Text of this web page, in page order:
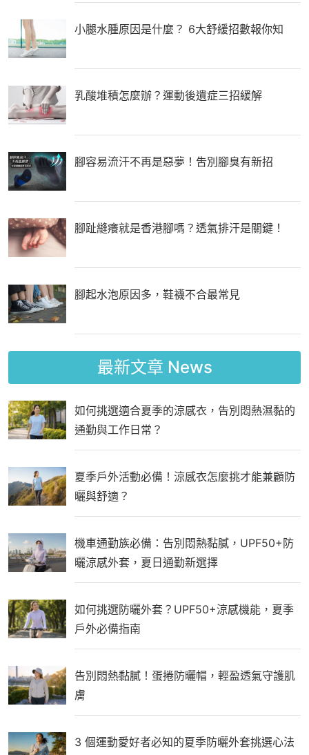
小腿水腫原因是什麼？ 6大舒緩招數報你知
乳酸堆積怎麼辦？運動後遺症三招緩解
腳容易流汗不再是惡夢！吿別腳臭有新招
腳趾縫癢就是香港腳嗎？透氣排汗是關鍵！
腳起水泡原因多，鞋襪不合最常見
最新文章 News
如何挑選適合夏季的涼感衣，告別悶熱濕黏的
通勤與工作日常？
夏季戶外活動必備！涼感衣怎麼挑才能兼顧防
曬與舒適？
機車通勤族必備：告別悶熱黏膩，UPF50+防
曬涼感外套，夏日通勤新選擇
如何挑選防曬外套？UPF50+涼感機能，夏季
戶外必備指南
告別悶熱黏膩！蛋捲防曬帽，輕盈透氣守護肌
膚
3 個運動愛好者必知的夏季防曬外套挑選心法